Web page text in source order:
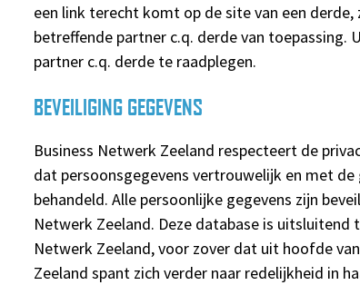
een link terecht komt op de site van een
betreffende partner c.q. derde van toepassing.
partner c.q. derde te raadplegen.
BEVEILIGING GEGEVENS
Business Netwerk Zeeland respecteert de
dat persoonsgegevens vertrouwelijk en met
behandeld. Alle persoonlijke gegevens zijn
Netwerk Zeeland. Deze database is
Netwerk Zeeland, voor zover dat uit hoofde
Zeeland spant zich verder naar redelijkheid in